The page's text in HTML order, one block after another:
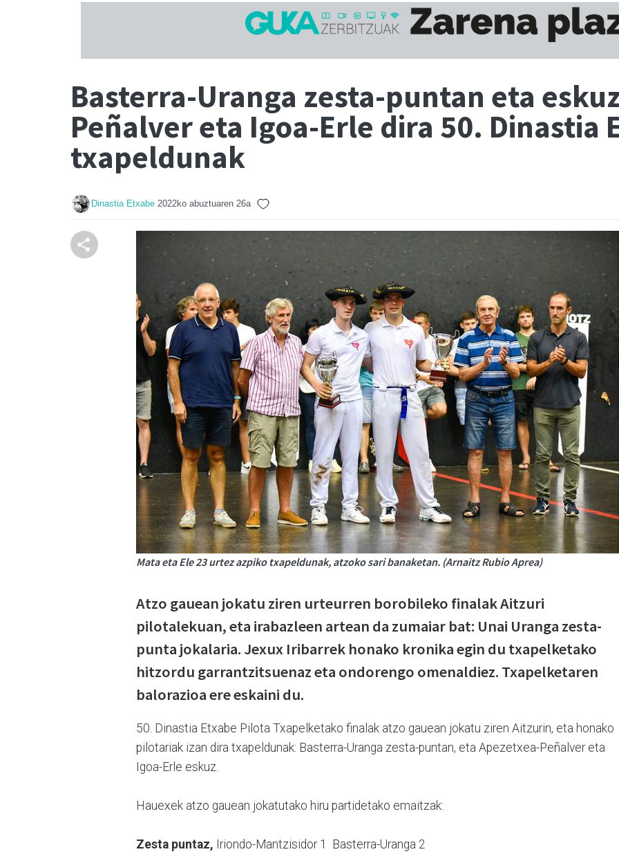
Basterra-Uranga zesta-puntan eta
Peñalver eta Igoa-Erle dira 50. Dinastia
txapeldunak
Dinastia Etxabe 2022ko abuztuaren 26a
Mata eta Ele 23 urtez azpiko txapeldunak, atzoko sari banaketan. (Arnaitz Rubio Aprea)
Atzo gauean jokatu ziren urteurren borobileko finalak Aitzuri
pilotalekuan, eta irabazleen artean da zumaiar bat: Unai Uranga zesta-
punta jokalaria. Jexux Iribarrek honako kronika egin du txapelketako
hitzordu garrantzitsuenaz eta ondorengo omenaldiez. Txapelketaren
balorazioa ere eskaini du.
50. Dinastia Etxabe Pilota Txapelketako finalak atzo gauean jokatu ziren Aitzurin, eta honako
pilotariak izan dira txapeldunak: Basterra-Uranga zesta-puntan, eta Apezetxea-Peñalver eta
Igoa-Erle eskuz.
Hauexek atzo gauean jokatutako hiru partidetako emaitzak:
Zesta puntaz, Iriondo-Mantzisidor 1 Basterra-Uranga 2